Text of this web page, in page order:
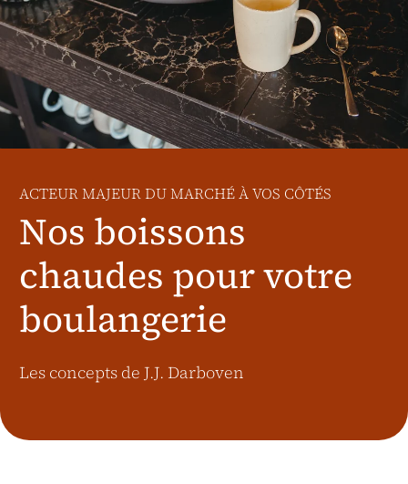
ACTEUR MAJEUR DU MARCHÉ À VOS CÔTÉS
Nos boissons
chaudes pour votre
boulangerie
Les concepts de J.J. Darboven
Nederland
NL
Slovensko
SK
Marchés supplémentaires
Österreich
United Kingdom
Café Du Monde